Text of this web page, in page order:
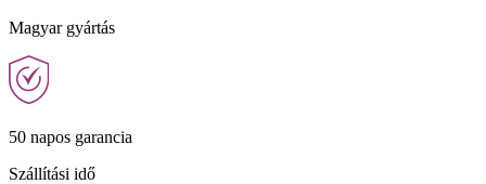
Magyar gyártás
50 napos garancia
Szállítási idő